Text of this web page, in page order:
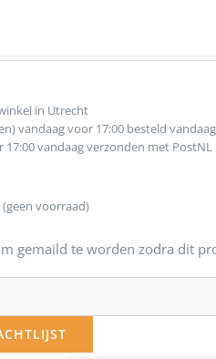
in Utrecht
vandaag voor 17:00 besteld
vandaag verzonden met PostNL
(geen voorraad)
gemaild te worden zodra dit